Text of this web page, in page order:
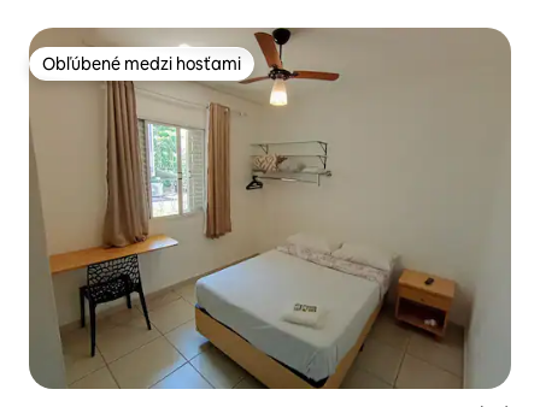
Obľúbené medzi hosťami
Obľúbené medzi hosťami